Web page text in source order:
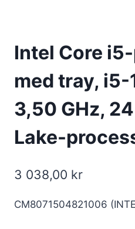
Intel Core
med tray,
3,50 GHz,
Lake-
3 038,00 kr
CM8071504821006